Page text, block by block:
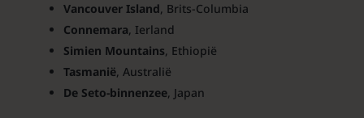
Vancouver Island, Brits-Columbia
Connemara, Ierland
Simien Mountains, Ethiopië
Tasmanië, Australië
De Seto-binnenzee, Japan